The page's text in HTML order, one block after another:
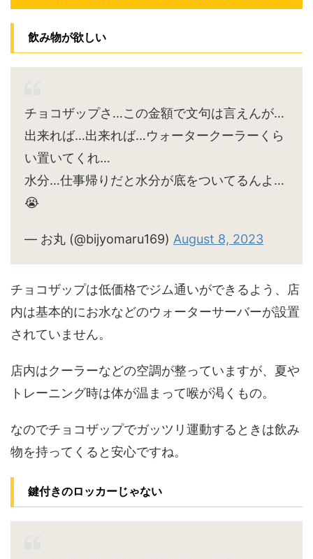
飲み物が欲しい
チョコザップさ…この金額で文句は言えんが…
出来れば…出来れば…ウォータークーラーくら
い置いてくれ…
水分…仕事帰りだと水分が底をついてるんよ…
😭
— お丸 (@bijyomaru169) August 8, 2023
チョコザップは低価格でジム通いができるよう、店
内は基本的にお水などのウォーターサーバーが設置
されていません。
店内はクーラーなどの空調が整っていますが、夏や
トレーニング時は体が温まって喉が渇くもの。
なのでチョコザップでガッツリ運動するときは飲み
物を持ってくると安心ですね。
鍵付きのロッカーじゃない